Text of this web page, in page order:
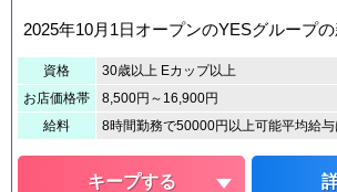
2025年10月1日オープンのYESグループの
資格
30歳以上 Eカップ以上
お店価格帯
8,500円～16,900円
給料
キープする